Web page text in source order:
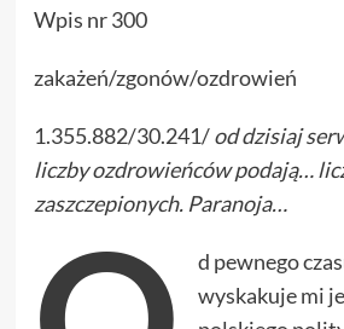
Wpis nr 300
zakażeń/zgonów/ozdrowień
1.355.882/30.241/od dzisiaj
liczby ozdrowieńców podają…
zaszczepionych. Paranoja…
d pewnego
wyskakuje mi